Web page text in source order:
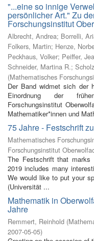
"...eine so innige
persönlicher Art." Zu
Forschungsinstitut
Albrecht, Andrea; Borrelli,
Folkers, Martin; Henze,
Peckhaus, Volker; Peiffer,
Schneider, Martina R.;
(Mathematisches
Der Band widmet sich der
Einordnung der
Forschungsinstitut
Mathematiker*innen und
75 Jahre - Festschrift
Mathematisches
Forschungsinstitut
The Festschrift that
2019 includes many
We would like to put your
(Universität ...
Mathematik in
Jahre
Remmert, Reinhold (
2007-05-05)